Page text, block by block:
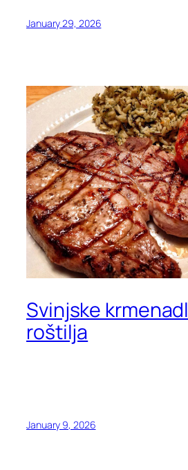
January 29, 2026
Svinjske
roštilja
January 9, 2026